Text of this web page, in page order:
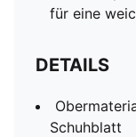
für eine
DETAILS
Schuhblatt